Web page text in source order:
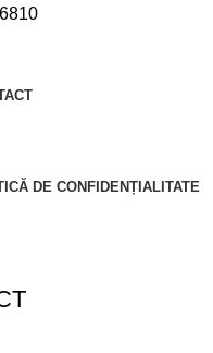
DE CONFIDENȚIALITATE